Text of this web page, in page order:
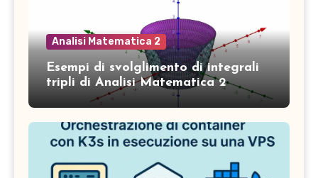
Analisi Matematica 2
Esempi di svolglimento di integrali
tripli di Analisi Matematica 2